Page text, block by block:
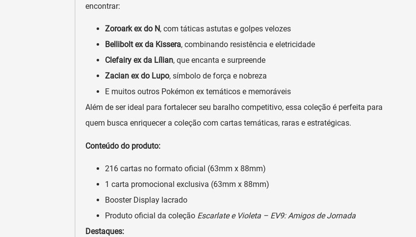
encontrar:
Zoroark ex do N, com táticas astutas e golpes velozes
Bellibolt ex da Kissera, combinando resistência e eletricidade
Clefairy ex da Lílian, que encanta e surpreende
Zacian ex do Lupo, símbolo de força e nobreza
E muitos outros Pokémon ex temáticos e memoráveis
Além de ser ideal para fortalecer seu baralho competitivo, essa coleção é perfeita para
quem busca enriquecer a coleção com cartas temáticas, raras e estratégicas.
Conteúdo do produto:
216 cartas no formato oficial (63mm x 88mm)
1 carta promocional exclusiva (63mm x 88mm)
Booster Display lacrado
Produto oficial da coleção Escarlate e Violeta – EV9: Amigos de Jornada
Destaques: